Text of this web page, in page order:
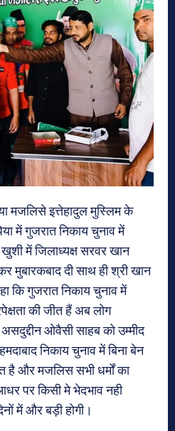
मजलिसे इत्तेहादुल मुस्लिम के
में गुजरात निकाय चुनाव में
में जिलाध्यक्ष सरवर खान
मुबारकबाद दी साथ ही श्री खान
कि गुजरात निकाय चुनाव में
की जीत हैं अब लोग
ओवैसी साहब को उम्मीद
निकाय चुनाव में बिना बेन
है और मजलिस सभी धर्मों का
पर किसी मे भेदभाव नही
में और बड़ी होगी।